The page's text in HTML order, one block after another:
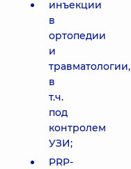
инъекции
в
ортопедии
и
травматологии,
в
т.ч.
под
контролем
УЗИ;
PRP-